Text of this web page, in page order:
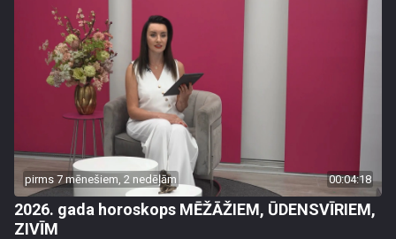
pirms 7 mēnešiem, 2 nedēļām 00:04:18
2026. gada horoskops MĒŽĀŽIEM, ŪDENSVĪRIEM,
ZIVĪM